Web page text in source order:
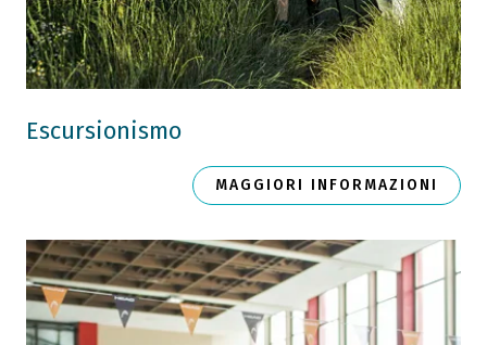
Escursionismo
MAGGIORI INFORMAZIONI